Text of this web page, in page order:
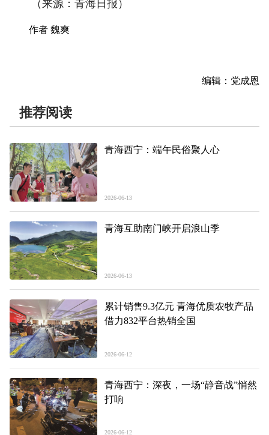
（来源：青海日报）
作者 魏爽
编辑：党成恩
推荐阅读
青海西宁：端午民俗聚人心
2026-06-13
青海互助南门峡开启浪山季
2026-06-13
累计销售9.3亿元 青海优质农牧产品
借力832平台热销全国
2026-06-12
青海西宁：深夜，一场“静音战”悄然
打响
2026-06-12